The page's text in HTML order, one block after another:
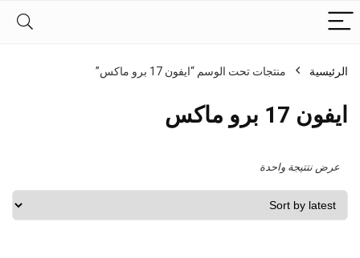
الرئيسية منتجات تحت الوسم “ايفون 17 برو ماكس”
ايفون 17 برو ماكس
عرض نتتيجة واحدة